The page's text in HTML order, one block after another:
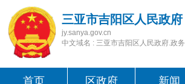
三亚市吉阳区人民政府
jy.sanya.gov.cn
中文域名 : 三亚市吉阳区人民政府.政务
首页 区政府 新闻